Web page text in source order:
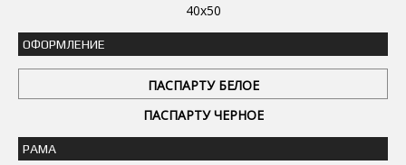
40x50
ОФОРМЛЕНИЕ
ПАСПАРТУ БЕЛОЕ
ПАСПАРТУ ЧЕРНОЕ
РАМА